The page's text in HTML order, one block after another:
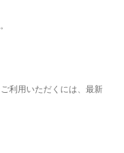
利用いただくには、最新